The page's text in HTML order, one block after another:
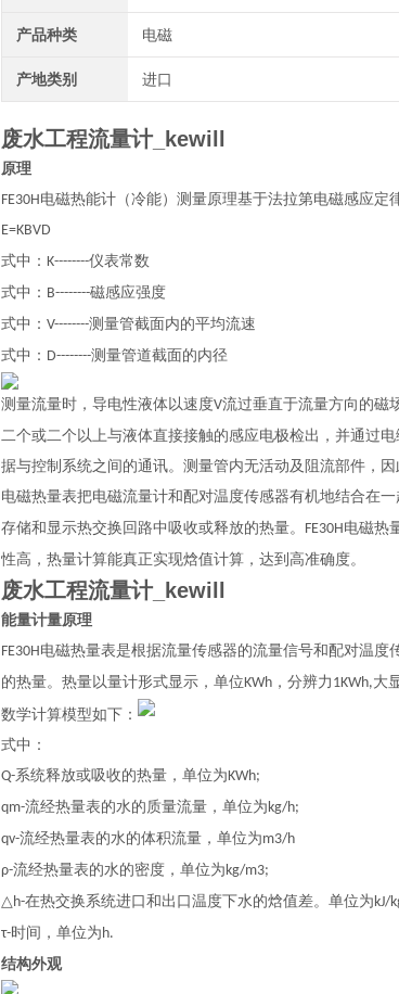
产品种类 电磁
产地类别 进口
废水工程流量计_kewill
原理
FE30H电磁热能计（冷能）测量原理基于法拉第电磁感应
E=KBVD
式中： K--------仪表常数
式中： B--------磁感应强度
式中： V--------测量管截面内的平均流速
式中： D--------测量管道截面的内径
测量流量时，导电性液体以速度V流过垂直于流量方向的磁
二个或二个以上与液体直接接触的感应电极检出，并通过
据与控制系统之间的通讯。测量管内无活动及阻流部件，
电磁热量表把电磁流量计和配对温度传感器有机地结合在
存储和显示热交换回路中吸收或释放的热量。 FE30H电磁热
性高，热量计算能真正实现焓值计算，达到高准确度。
废水工程流量计_kewill
能量计量原理
FE30H电磁热量表是根据流量传感器的流量信号和配对温
的热量。热量以量计形式显示，单位KWh ，分辨力 1KWh,大
数学计算模型如下：
式中：
Q-系统释放或吸收的热量，单位为KWh;
qm-流经热量表的水的质量流量，单位为kg/h;
qv-流经热量表的水的体积流量，单位为m3/h
ρ-流经热量表的水的密度，单位为kg/m3;
△h-在热交换系统进口和出口温度下水的焓值差。单位为kJ/
τ-时间，单位为h.
结构外观